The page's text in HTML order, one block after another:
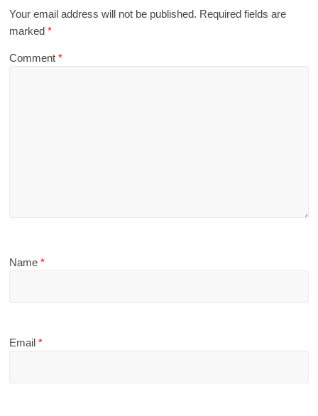
Your email address will not be published. Required fields are
marked*
Comment*
Name*
Email*